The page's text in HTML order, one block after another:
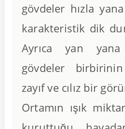
gövdeler hızla
karakteristik dik
Ayrıca yan
gövdeler birbirinin
zayıf ve cılız bir
Ortamın ışık